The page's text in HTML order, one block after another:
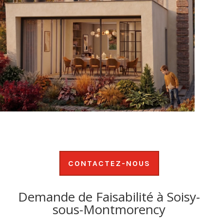
CONTACTEZ-NOUS
Demande de Faisabilité à Soisy-
sous-Montmorency